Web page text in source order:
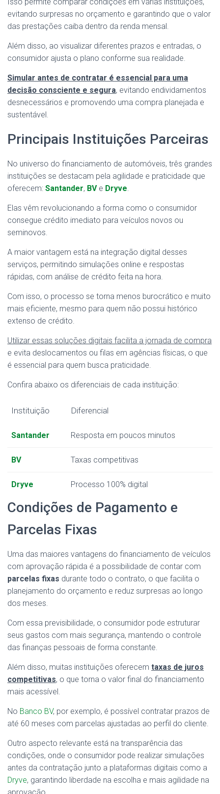
evitando surpresas no orçamento e garantindo que o valor
das prestações caiba dentro da renda mensal.
Além disso, ao visualizar diferentes prazos e entradas, o
consumidor ajusta o plano conforme sua realidade.
Simular antes de contratar é essencial para uma
decisão consciente e segura, evitando endividamentos
desnecessários e promovendo uma compra planejada e
sustentável.
Principais Instituições Parceiras
No universo do financiamento de automóveis, três grandes
instituições se destacam pela agilidade e praticidade que
oferecem: Santander, BVe Dryve.
Elas vêm revolucionando a forma como o consumidor
consegue crédito imediato para veículos novos ou
seminovos.
A maior vantagem está na integração digital desses
serviços, permitindo simulações online e respostas
rápidas, com análise de crédito feita na hora.
Com isso, o processo se torna menos burocrático e muito
mais eficiente, mesmo para quem não possui histórico
extenso de crédito.
Utilizar essas soluções digitais facilita a jornada de compra
e evita deslocamentos ou filas em agências físicas, o que
é essencial para quem busca praticidade.
Confira abaixo os diferenciais de cada instituição:
Instituição Diferencial
Santander Resposta em poucos minutos
BV Taxas competitivas
Dryve Processo 100% digital
Condições de Pagamento e
Parcelas Fixas
Uma das maiores vantagens do financiamento de veículos
com aprovação rápida é a possibilidade de contar com
parcelas fixas durante todo o contrato, o que facilita o
planejamento do orçamento e reduz surpresas ao longo
dos meses.
Com essa previsibilidade, o consumidor pode estruturar
seus gastos com mais segurança, mantendo o controle
das finanças pessoais de forma constante.
Além disso, muitas instituições oferecem taxas de juros
competitivas, o que torna o valor final do financiamento
mais acessível.
No Banco BV, por exemplo, é possível contratar prazos de
até 60 meses com parcelas ajustadas ao perfil do cliente.
Outro aspecto relevante está na transparência das
condições, onde o consumidor pode realizar simulações
antes da contratação junto a plataformas digitais como a
Dryve, garantindo liberdade na escolha e mais agilidade na